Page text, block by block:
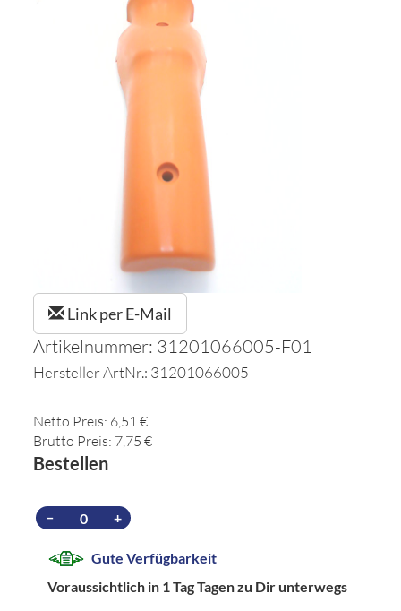
Link per E-Mail
Artikelnummer: 31201066005-F01
Hersteller ArtNr.: 31201066005
Netto Preis: 6,51 €
Brutto Preis: 7,75 €
Bestellen
− +
Gute Verfügbarkeit
Voraussichtlich in 1 Tag Tagen zu Dir unterwegs